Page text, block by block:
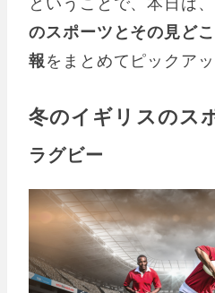
のスポーツとその見ど
報をまとめてピックア
冬のイギリスのス
ラグビー